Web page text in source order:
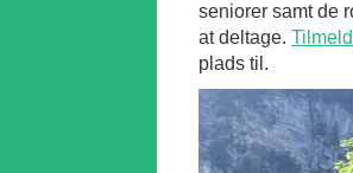
seniorer samt de
at deltage.
plads til.